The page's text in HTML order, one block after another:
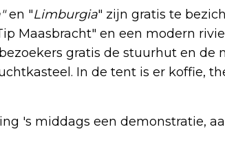
en "Limburgia" zijn gratis te
Maasbracht" en een modern
gratis de stuurhut en de
In de tent is er koffie,
's middags een demonstratie,